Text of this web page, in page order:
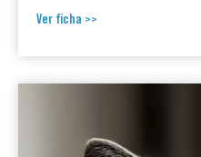
Ver ficha >>